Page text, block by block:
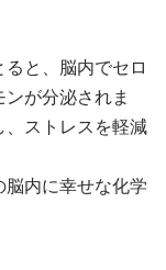
と、脳内でセロ
が分泌されま
、ストレスを軽減
内に幸せな化学